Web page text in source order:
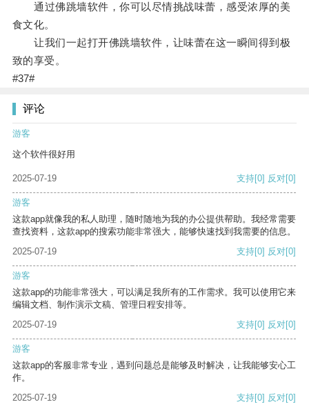
通过佛跳墙软件，你可以尽情挑战味蕾，感受浓厚的美
食文化。
让我们一起打开佛跳墙软件，让味蕾在这一瞬间得到极
致的享受。
#37#
评论
游客
这个软件很好用
2025-07-19 支持[0] 反对[0]
游客
这款app就像我的私人助理，随时随地为我的办公提供帮助。我经常需要
查找资料，这款app的搜索功能非常强大，能够快速找到我需要的信息。
2025-07-19
支持[0] 反对[0]
游客
这款app的功能非常强大，可以满足我所有的工作需求。我可以使用它来
编辑文档、制作演示文稿、管理日程安排等。
2025-07-19
支持[0] 反对[0]
游客
这款app的客服非常专业，遇到问题总是能够及时解决，让我能够安心工
作。
2025-07-19
支持[0] 反对[0]